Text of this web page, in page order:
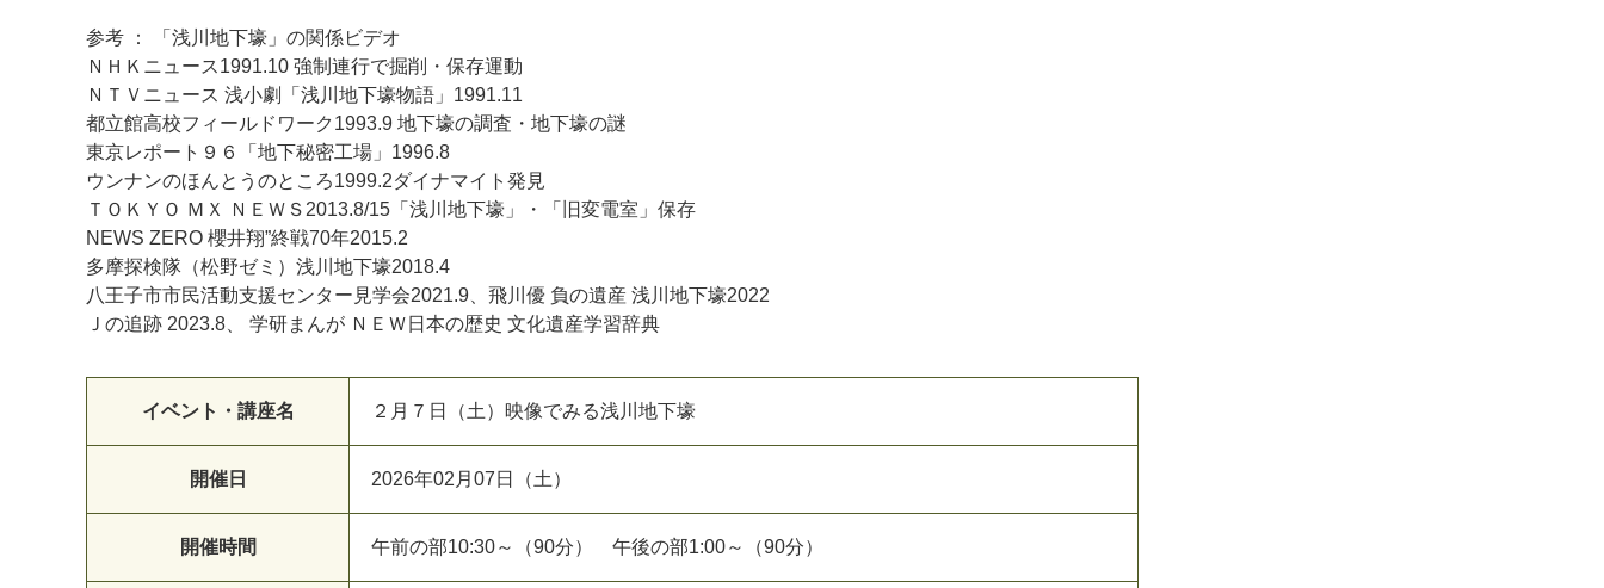
参考 ： 「浅川地下壕」の関係ビデオ
ＮＨＫニュース1991.10 強制連行で掘削・保存運動
ＮＴＶニュース 浅小劇「浅川地下壕物語」1991.11
都立館高校フィールドワーク1993.9 地下壕の調査・地下壕の謎
東京レポート９６「地下秘密工場」1996.8
ウンナンのほんとうのところ1999.2ダイナマイト発見
ＴＯＫＹＯ ＭＸ ＮＥＷＳ2013.8/15「浅川地下壕」・「旧変電室」保存
NEWS ZERO 櫻井翔”終戦70年2015.2
多摩探検隊（松野ゼミ）浅川地下壕2018.4
八王子市市民活動支援センター見学会2021.9、飛川優 負の遺産 浅川地下壕2022
Ｊの追跡 2023.8、 学研まんが ＮＥＷ日本の歴史 文化遺産学習辞典
イベント・講座名 ２月７日（土）映像でみる浅川地下壕
開催日 2026年02月07日（土）
開催時間 午前の部10:30～（90分） 午後の部1:00～（90分）